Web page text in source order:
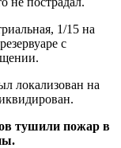
1/15 на
с
локализован на
тушили пожар в